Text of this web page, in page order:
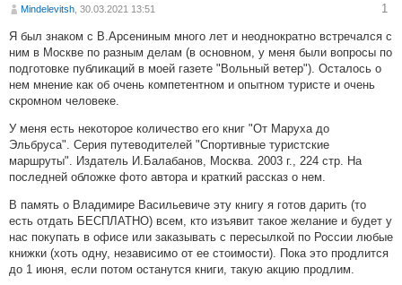
Mindelevitsh , 30.03.2021 13:51 1
Я был знаком с В.Арсениным много лет и неоднократно встречался с
ним в Москве по разным делам (в основном, у меня были вопросы по
подготовке публикаций в моей газете "Вольный ветер"). Осталось о
нем мнение как об очень компетентном и опытном туристе и очень
скромном человеке.
У меня есть некоторое количество его книг "От Маруха до
Эльбруса". Серия путеводителей "Спортивные туристские
маршруты". Издатель И.Балабанов, Москва. 2003 г., 224 стр. На
последней обложке фото автора и краткий рассказ о нем.
В память о Владимире Васильевиче эту книгу я готов дарить (то
есть отдать БЕСПЛАТНО) всем, кто изъявит такое желание и будет у
нас покупать в офисе или заказывать с пересылкой по России любые
книжки (хоть одну, независимо от ее стоимости). Пока это продлится
до 1 июня, если потом останутся книги, такую акцию продлим.